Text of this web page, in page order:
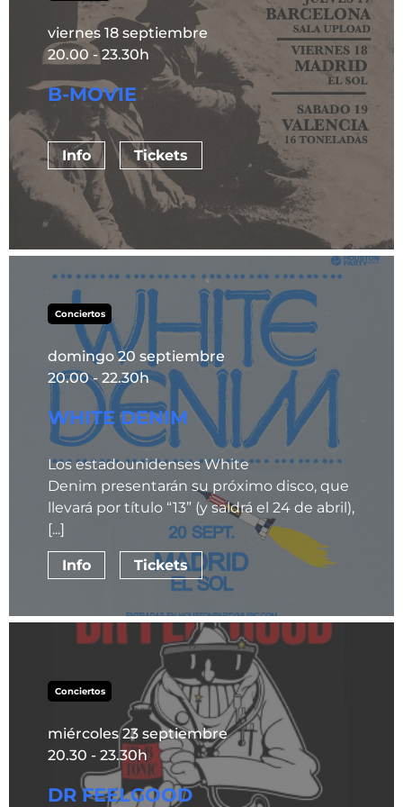
viernes 18 septiembre
20.00 - 23.30h
B-MOVIE
Info Tickets
Conciertos
domingo 20 septiembre
20.00 - 22.30h
WHITE DENIM
Los estadounidenses White
Denim presentarán su próximo disco, que
llevará por título “13” (y saldrá el 24 de abril),
[...]
Info Tickets
Conciertos
miércoles 23 septiembre
20.30 - 23.30h
DR FEELGOOD